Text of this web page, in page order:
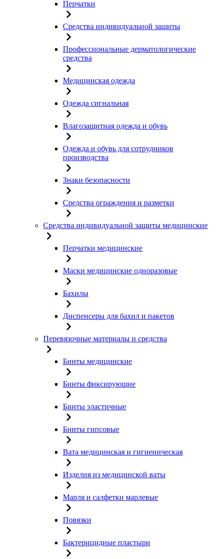
Перчатки
Средства индивидуальной защиты
Профессиональные дерматологические
средства
Медицинская одежда
Одежда сигнальная
Влагозащитная одежда и обувь
Одежда и обувь для сотрудников
производства
Знаки безопасности
Средства ограждения и разметки
Средства индивидуальной защиты медицинские
Перчатки медицинские
Маски медицинские одноразовые
Бахилы
Диспенсеры для бахил и пакетов
Перевязочные материалы и средства
Бинты медицинские
Бинты фиксирующие
Бинты эластичные
Бинты гипсовые
Вата медицинская и гигиеническая
Изделия из медицинской ваты
Марля и салфетки марлевые
Повязки
Бактерицидные пластыри